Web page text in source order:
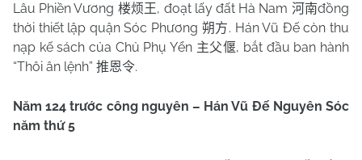
Lâu Phiền Vương 楼烦王, đoạt lấy đất Hà Nam 河南đồng
thời thiết lập quận Sóc Phương 朔方. Hán Vũ Đế còn thu
nạp kế sách của Chủ Phụ Yển 主父偃, bắt đầu ban hành
“Thôi ân lệnh” 推恩令.
Năm 124 trước công nguyên – Hán Vũ Đế Nguyên Sóc
năm thứ 5